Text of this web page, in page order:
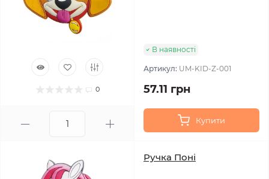
0
В наявності
Артикул: UM-KID-Z-001
57.11 грн
Купити
Ручка Поні